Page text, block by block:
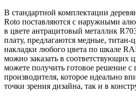
В стандартной комплектации
Roto поставляются с наружными
в цвете антрацитовый металлик
плату, предлагаются медные,
накладки любого цвета по шкале
можно заказать в соответствующих
можете получить готовое решение с
производителя, которое идеально
точки зрения дизайна, так и в